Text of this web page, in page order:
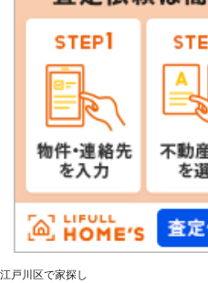
江戸川区で家探し